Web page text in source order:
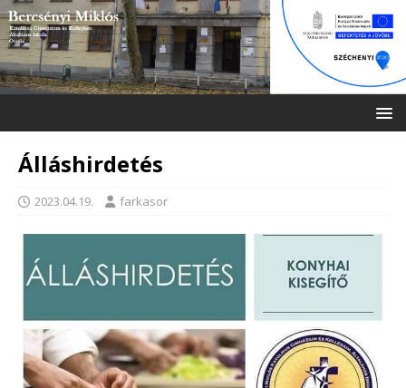
Álláshirdetés
2023.04.19. farkasor